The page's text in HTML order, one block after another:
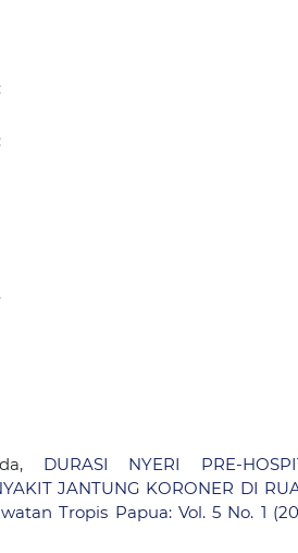
DURASI NYERI PRE-
JANTUNG KORONER DI
Tropis Papua: Vol. 5 No. 1